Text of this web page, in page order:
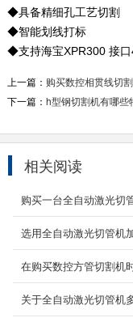
◆具备精细孔工艺切割
◆智能划线打标
◆支持海宝XPR300 接口
上一篇： 购买数控相贯线切
下一篇： h型钢切割机有哪些
相关阅读
购买一台全自动激光切
选用全自动激光切管机
在购买数控方管切割机
关于全自动激光切管机
能